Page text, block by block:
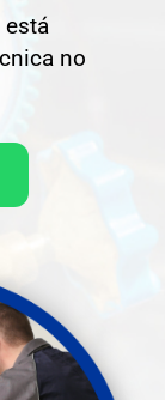
está
no